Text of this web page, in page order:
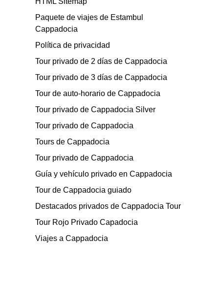
Paquete de viajes de Estambul
Cappadocia
Política de privacidad
Tour privado de 2 días de Cappadocia
Tour privado de 3 días de Cappadocia
Tour de auto-horario de Cappadocia
Tour privado de Cappadocia Silver
Tour privado de Cappadocia
Tours de Cappadocia
Tour privado de Cappadocia
Guía y vehículo privado en Cappadocia
Tour de Cappadocia guiado
Destacados privados de Cappadocia Tour
Tour Rojo Privado Capadocia
Viajes a Cappadocia